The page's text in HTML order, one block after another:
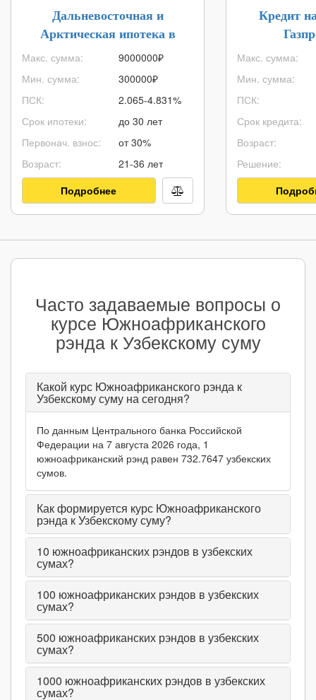
Дальневосточная и
Арктическая ипотека в
Альфа-Банке
Макс. сумма:
Мин. сумма:
ПСК:
Срок ипотеки:
Первонач. взнос:
Возраст:
9000000₽
300000₽
2.065-4.831%
до 30 лет
от 30%
21-36 лет
Подробнее
Кредит
Макс. сумма:
Мин. сумма:
ПСК:
Срок кредита:
Возраст:
Решение:
Часто задаваемые вопросы о
курсе Южноафриканского
рэнда к Узбекскому суму
Какой курс Южноафриканского рэнда к
Узбекскому суму на сегодня?
По данным Центрального банка Российской
Федерации на 7 августа 2026 года, 1
южноафриканский рэнд равен 732.7647 узбекских
сумов.
Как формируется курс Южноафриканского
рэнда к Узбекскому суму?
10 южноафриканских рэндов в узбекских
сумах?
100 южноафриканских рэндов в узбекских
сумах?
500 южноафриканских рэндов в узбекских
сумах?
1000 южноафриканских рэндов в узбекских
сумах?